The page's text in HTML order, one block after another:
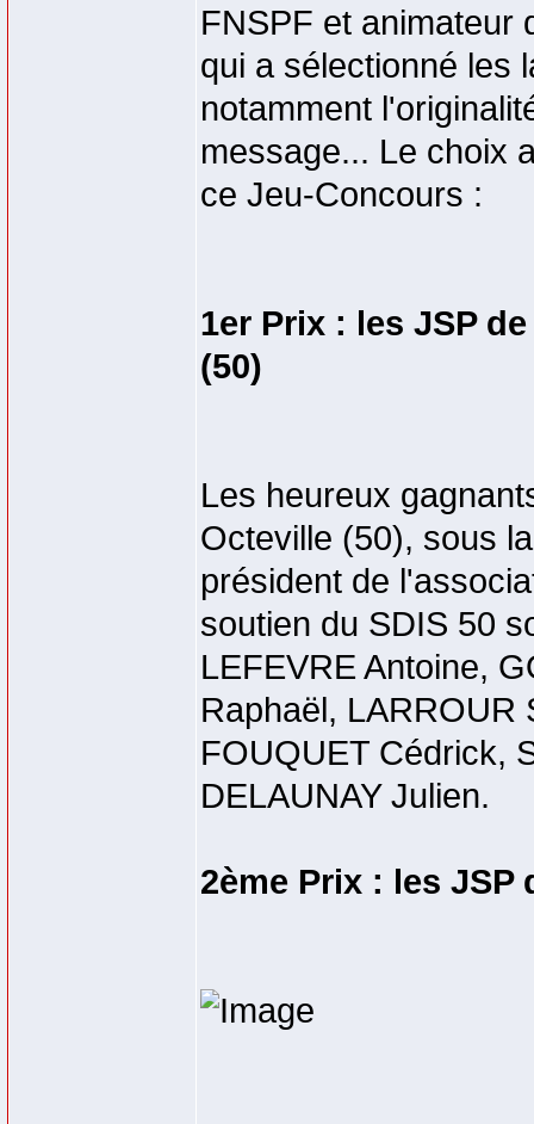
FNSPF et animateur
qui a sélectionné les
notamment
message... Le choix
ce Jeu-Concours :
1er Prix : les JSP
(50)
Les heureux
Octeville (50), sous
président de
soutien du SDIS 50
LEFEVRE Antoine,
Raphaël, LARROUR
FOUQUET Cédrick,
DELAUNAY Julien.
2ème Prix : les JSP